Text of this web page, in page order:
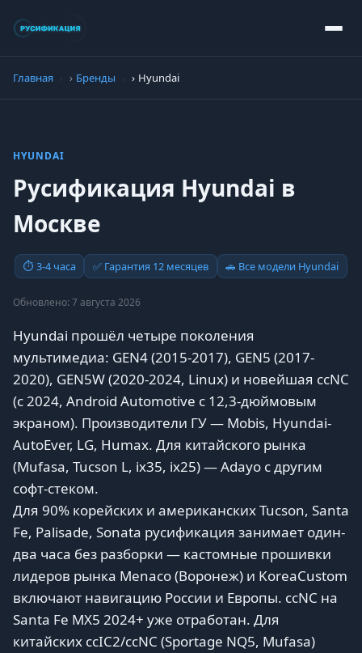
Главная Бренды Hyundai
HYUNDAI
Русификация Hyundai в
Москве
⏱ 3-4 часа ✅ Гарантия 12 месяцев 🚗 Все модели Hyundai
Обновлено: 7 августа 2026
Hyundai прошёл четыре поколения
мультимедиа: GEN4 (2015-2017), GEN5 (2017-
2020), GEN5W (2020-2024, Linux) и новейшая ccNC
(с 2024, Android Automotive с 12,3-дюймовым
экраном). Производители ГУ — Mobis, Hyundai-
AutoEver, LG, Humax. Для китайского рынка
(Mufasa, Tucson L, ix35, ix25) — Adayo с другим
софт-стеком.
Для 90% корейских и американских Tucson, Santa
Fe, Palisade, Sonata русификация занимает один-
два часа без разборки — кастомные прошивки
лидеров рынка Menaco (Воронеж) и KoreaCustom
включают навигацию России и Европы. ccNC на
Santa Fe MX5 2024+ уже отработан. Для
китайских ccIC2/ccNC (Sportage NQ5, Mufasa)